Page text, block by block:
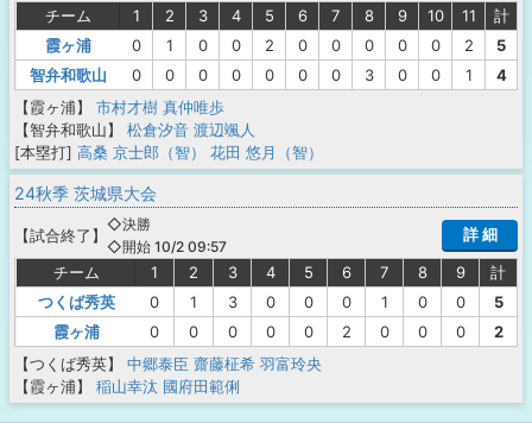
チーム 1 2 3 4 5 6 7 8 9 10 11
計
霞ヶ浦
0 1 0 0 2 0 0 0 0 0 2
5
智弁和歌山
0 0 0 0 0 0 0 3 0 0 1
4
【霞ヶ浦】
市村才樹 真仲唯歩
【智弁和歌山】
松倉汐音 渡辺颯人
[本塁打] 高桑 京士郎（智） 花田 悠月（智）
24秋季 茨城県大会
【試合終了 】
◇決勝
◇開始 10/2 09:57
詳 細
チーム 1 2 3 4 5 6 7 8 9
計
つくば秀英
0 1 3 0 0 0 1 0 0
5
霞ヶ浦
0 0 0 0 0 2 0 0 0
2
【つくば秀英】
中郷泰臣 齋藤柾希 羽富玲央
【霞ヶ浦】
稲山幸汰 國府田範俐